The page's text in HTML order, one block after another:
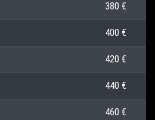
380 €
400 €
420 €
440 €
460 €